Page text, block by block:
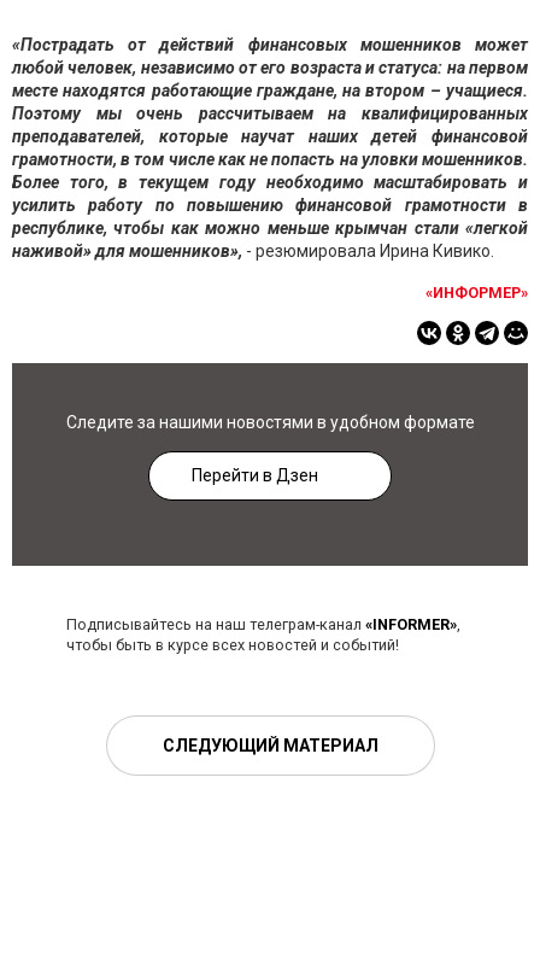
«Пострадать от действий финансовых мошенников может
любой человек, независимо от его возраста и статуса: на первом
месте находятся работающие граждане, на втором – учащиеся.
Поэтому мы очень рассчитываем на квалифицированных
преподавателей, которые научат наших детей финансовой
грамотности, в том числе как не попасть на уловки мошенников.
Более того, в текущем году необходимо масштабировать и
усилить работу по повышению финансовой грамотности в
республике, чтобы как можно меньше крымчан стали «легкой
наживой» для мошенников», - резюмировала Ирина Кивико.
«ИНФОРМЕР»
Следите за нашими новостями в удобном формате
Перейти в Дзен
Подписывайтесь на наш телеграм-канал «INFORMER»,
чтобы быть в курсе всех новостей и событий!
СЛЕДУЮЩИЙ МАТЕРИАЛ